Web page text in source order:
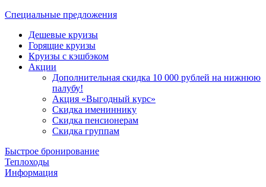
Специальные предложения
Дешевые круизы
Горящие круизы
Круизы с кэшбэком
Акции
Дополнительная скидка 10 000 рублей на нижнюю
палубу!
Акция «Выгодный курс»
Скидка имениннику
Скидка пенсионерам
Скидка группам
Быстрое бронирование
Теплоходы
Информация